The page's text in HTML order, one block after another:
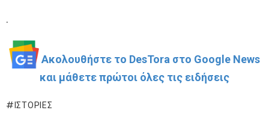
.
Ακολουθήστε το DesTora στο Google News
και μάθετε πρώτοι όλες τις ειδήσεις
ΙΣΤΟΡΊΕΣ